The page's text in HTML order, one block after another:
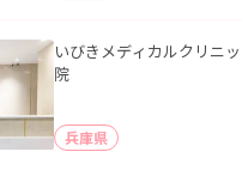
いびきメディカルクリニ
院
兵庫県